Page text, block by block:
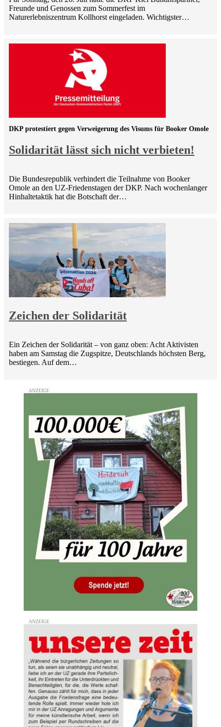
Freunde und Genossen zum Sommerfest im
Naturerlebniszentrum Kollhorst eingeladen. Wichtigster…
Solidarität lässt sich nicht verbieten!
DKP protestiert gegen Verweigerung des Visums für Booker Omole
Die Bundesrepublik verhindert die Teilnahme von Booker
Omole an den UZ-Friedenstagen der DKP. Nach wochenlanger
Hinhaltetaktik hat die Botschaft der…
Zeichen der Solidarität
Ein Zeichen der Solidarität – von ganz oben: Acht Aktivisten
haben am Samstag die Zugspitze, Deutschlands höchsten Berg,
bestiegen. Auf dem…